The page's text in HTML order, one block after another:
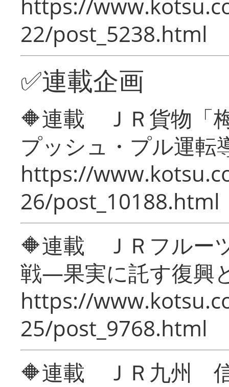
https://
22/post_5238.html
✅連載企画
🔶連載 ＪＲ貨物「
プッシュ・プル運転
https://
26/post_10188.html
🔶連載 ＪＲフルー
戦―果実に託す復興
https://
25/post_9768.html
🔶連載 ＪＲ九州 信